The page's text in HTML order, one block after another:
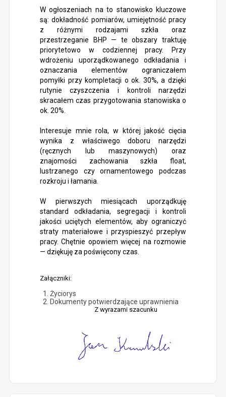
W ogłoszeniach na to stanowisko kluczowe
są: dokładność pomiarów, umiejętność pracy
z różnymi rodzajami szkła oraz
przestrzeganie BHP — te obszary traktuję
priorytetowo w codziennej pracy. Przy
wdrożeniu uporządkowanego odkładania i
oznaczania elementów ograniczałem
pomyłki przy kompletacji o ok. 30%, a dzięki
rutynie czyszczenia i kontroli narzędzi
skracałem czas przygotowania stanowiska o
ok. 20%.
Interesuje mnie rola, w której jakość cięcia
wynika z właściwego doboru narzędzi
(ręcznych lub maszynowych) oraz
znajomości zachowania szkła float,
lustrzanego czy ornamentowego podczas
rozkroju i łamania.
W pierwszych miesiącach uporządkuję
standard odkładania, segregacji i kontroli
jakości uciętych elementów, aby ograniczyć
straty materiałowe i przyspieszyć przepływ
pracy. Chętnie opowiem więcej na rozmowie
— dziękuję za poświęcony czas.
Załączniki:
Życiorys
Dokumenty potwierdzające uprawnienia
Z wyrazami szacunku